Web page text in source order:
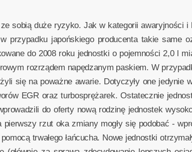
sobią duże ryzyko. Jak w kategorii awaryjności
przypadku japońskiego producenta takie same
do 2008 roku jednostki o pojemności 2,0 l
rozrządem napędzanym paskiem. W
się na poważne awarie. Dotyczyły one jedynie
EGR oraz turbosprężarek. Ostatecznie
do oferty nową rodzinę jednostek
rzut oka zmiany mogły się podobać -
trwałego łańcucha. Nowe jednostki